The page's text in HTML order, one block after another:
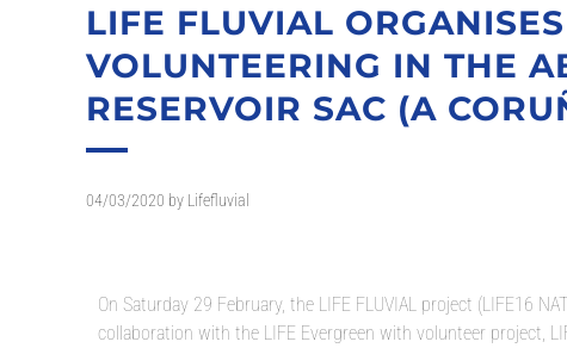
LIFE FLUVIAL
VOLUNTEERING IN THE
RESERVOIR SAC (A
04/03/2020 by Lifefluvial
On Saturday 29 February, the LIFE FLUVIAL project (LIFE16
collaboration with the LIFE Evergreen with volunteer project,